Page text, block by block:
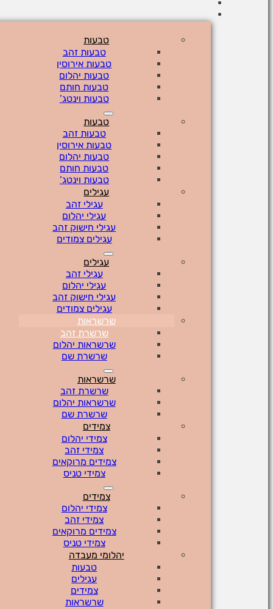
טבעות
טבעות זהב
טבעות אירוסין
טבעות יהלום
טבעות חותם
טבעות וינטג’
טבעות
טבעות זהב
טבעות אירוסין
טבעות יהלום
טבעות חותם
טבעות וינטג’
עגילים
עגילי זהב
עגילי יהלום
עגילי חישוק זהב
עגילים צמודים
עגילים
עגילי זהב
עגילי יהלום
עגילי חישוק זהב
עגילים צמודים
שרשראות
שרשרת זהב
שרשראות יהלום
שרשרת שם
שרשראות
שרשרת זהב
שרשראות יהלום
שרשרת שם
צמידים
צמידי יהלום
צמידי זהב
צמידים מרוקאים
צמידי טניס
צמידים
צמידי יהלום
צמידי זהב
צמידים מרוקאים
צמידי טניס
יהלומי מעבדה
טבעות
עגילים
צמידים
שרשראות